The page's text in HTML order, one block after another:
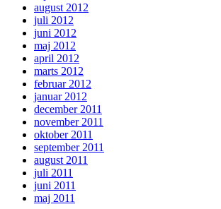
august 2012
juli 2012
juni 2012
maj 2012
april 2012
marts 2012
februar 2012
januar 2012
december 2011
november 2011
oktober 2011
september 2011
august 2011
juli 2011
juni 2011
maj 2011